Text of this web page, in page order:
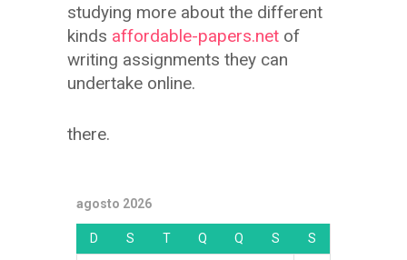
studying more about the different
kinds affordable-papers.net of
writing assignments they can
undertake online.
there.
agosto 2026
D S T Q Q S S